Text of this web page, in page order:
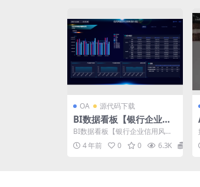
OA 源代码下载
BI数据看板【银行企业信
用风险实时监测】前端HT
ML源文件下载
BI数据看板【银行企业信用风险
实时监测】前端HTML源文件下
载，仅前端源代码，无...
4 年前 0 0 6.3K